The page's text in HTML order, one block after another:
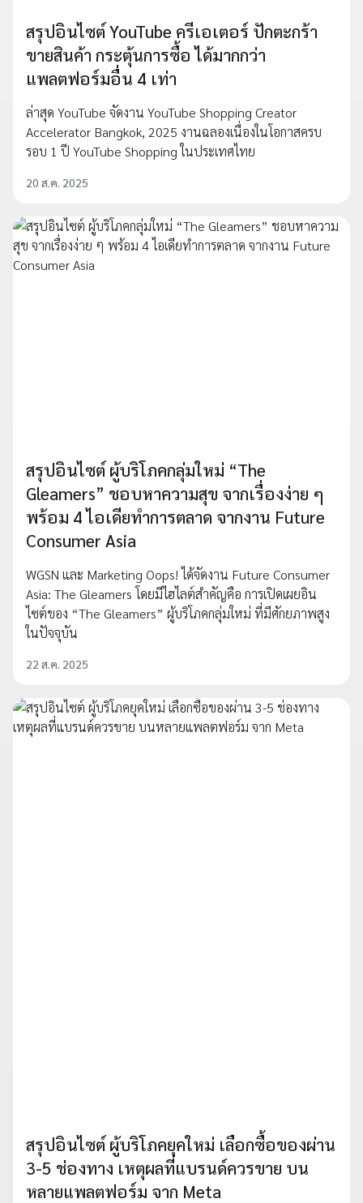
สรุปอินไซต์ YouTube ครีเอเตอร์ ปักตะกร้า
ขายสินค้า กระตุ้นการซื้อ ได้มากกว่า
แพลตฟอร์มอื่น 4 เท่า
ล่าสุด YouTube จัดงาน YouTube Shopping Creator
Accelerator Bangkok, 2025 งานฉลองเนื่องในโอกาสครบ
รอบ 1 ปี YouTube Shopping ในประเทศไทย
20 ส.ค. 2025
สรุปอินไซต์ ผู้บริโภคกลุ่มใหม่ “The
Gleamers” ชอบหาความสุข จากเรื่องง่าย ๆ
พร้อม 4 ไอเดียทำการตลาด จากงาน Future
Consumer Asia
WGSN และ Marketing Oops! ได้จัดงาน Future Consumer
Asia: The Gleamers โดยมีไฮไลต์สำคัญคือ การเปิดเผยอิน
ไซต์ของ “The Gleamers” ผู้บริโภคกลุ่มใหม่ ที่มีศักยภาพสูง
ในปัจจุบัน
22 ส.ค. 2025
สรุปอินไซต์ ผู้บริโภคยุคใหม่ เลือกซื้อของผ่าน
3-5 ช่องทาง เหตุผลที่แบรนด์ควรขาย บน
หลายแพลตฟอร์ม จาก Meta